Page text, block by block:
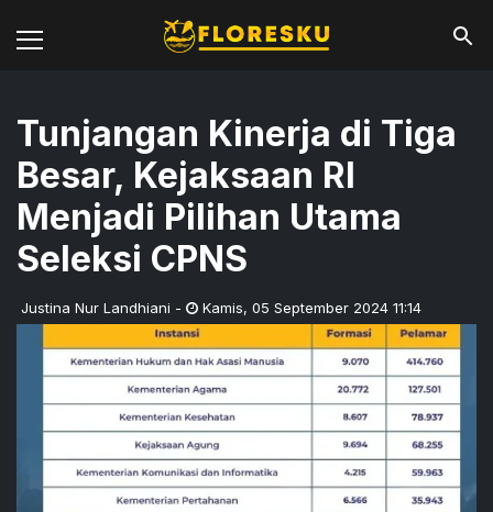
Tunjangan Kinerja di Tiga
Besar, Kejaksaan RI
Menjadi Pilihan Utama
Seleksi CPNS
Justina Nur Landhiani - Kamis, 05 September 2024 11:14